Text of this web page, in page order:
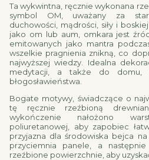
Ta wykwintna, ręcznie wykonana
symbol OM, uważany za
duchowości, mądrości, siły i
jako om lub aum, omkara jest
emitowanych jako mantra
wszelkie pragnienia znikną, co
najwyższej wiedzy. Idealna
medytacji, a także do domu,
błogosławieństwa.
Bogate motywy, świadczące o
tę ręcznie rzeźbioną
wykończenie nałożono
poliuretanowej, aby zapobiec
przyjazna dla środowiska bejca
przyciemnia panele, a
rzeźbione powierzchnie, aby